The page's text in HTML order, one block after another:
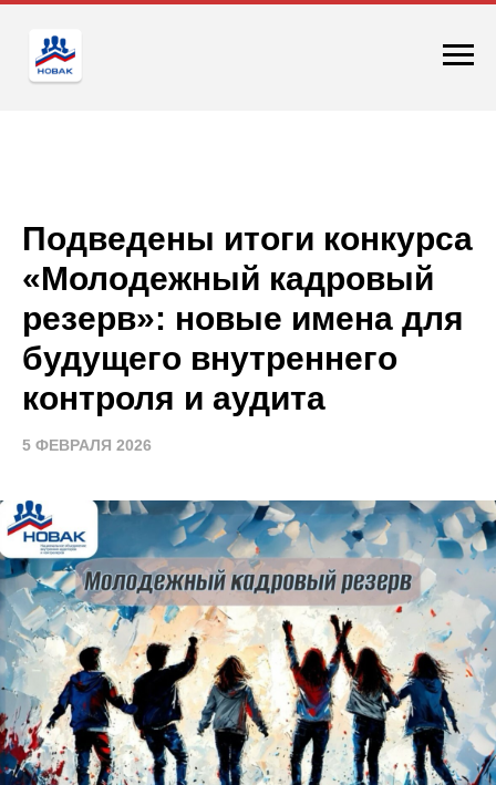
Подведены итоги конкурса
«Молодежный кадровый
резерв»: новые имена для
будущего внутреннего
контроля и аудита
5 ФЕВРАЛЯ 2026